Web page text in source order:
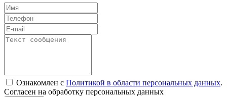
Ознакомлен с Политикой в области персональных данных.
Согласен на обработку персональных данных